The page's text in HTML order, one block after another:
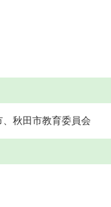
秋田市教育委員会